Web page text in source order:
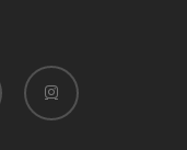
instagram